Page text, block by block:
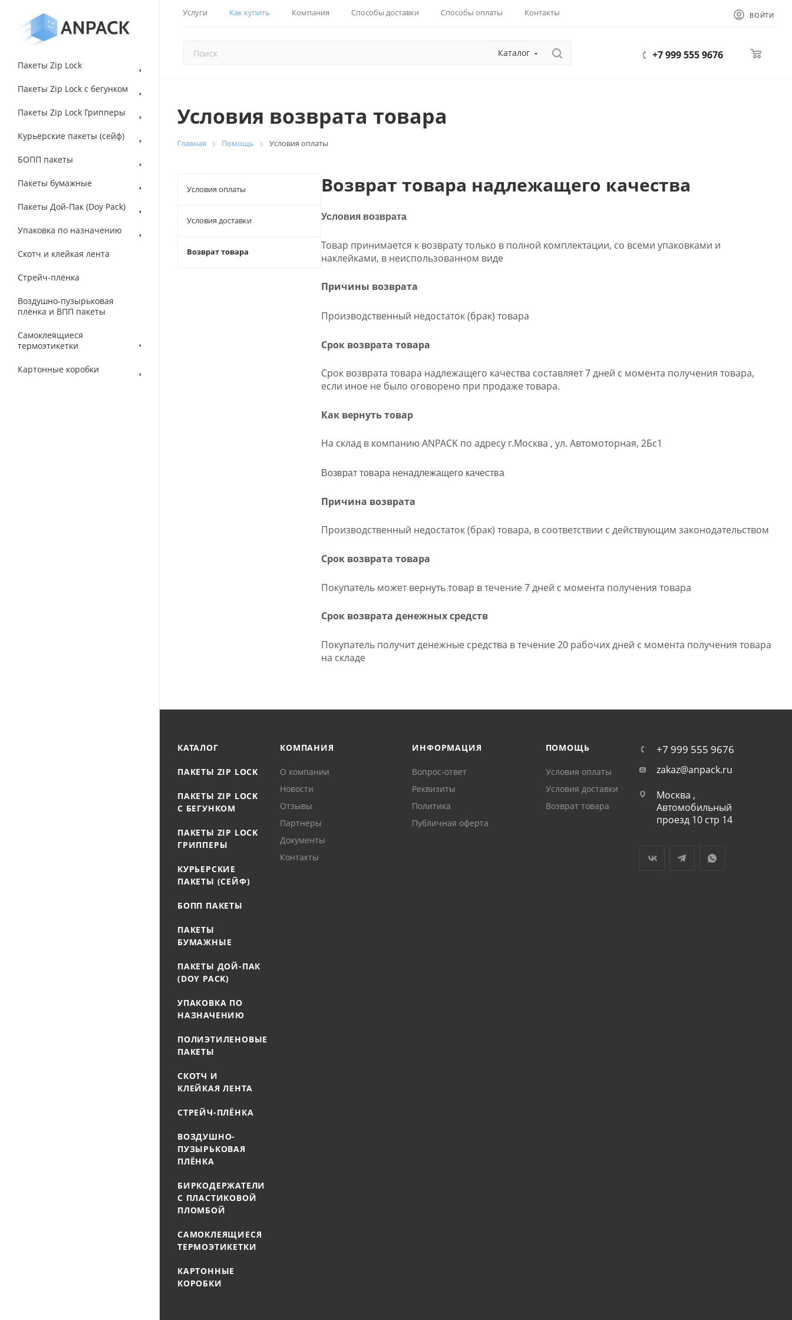
Услуги Как купить Компания Способы доставки Способы оплаты Контакты ВОЙТИ
Каталог +7 999 555 9676
Пакеты Zip Lock
Пакеты Zip Lock с бегунком
Пакеты Zip Lock Грипперы
Курьерские пакеты (сейф)
БОПП пакеты
Пакеты бумажные
Пакеты Дой-Пак (Doy Pack)
Упаковка по назначению
Скотч и клейкая лента
Стрейч-плёнка
Воздушно-пузырьковая
плёнка и ВПП пакеты
Самоклеящиеся
термоэтикетки
Картонные коробки
Условия возврата товара
Главная Помощь Условия оплаты
Возврат товара надлежащего качества
Условия возврата
Товар принимается к возврату только в полной комплектации, со всеми упаковками и
наклейками, в неиспользованном виде
Причины возврата
Производственный недостаток (брак) товара
Срок возврата товара
Срок возврата товара надлежащего качества составляет 7 дней с момента получения товара,
если иное не было оговорено при продаже товара.
Как вернуть товар
На склад в компанию ANPACK по адресу г.Москва , ул. Автомоторная, 2Бс1
Возврат товара ненадлежащего качества
Причина возврата
Производственный недостаток (брак) товара, в соответствии с действующим законодательством
Срок возврата товара
Покупатель может вернуть товар в течение 7 дней с момента получения товара
Срок возврата денежных средств
Покупатель получит денежные средства в течение 20 рабочих дней с момента получения товара
на складе
Условия оплаты
Условия доставки
Возврат товара
КАТАЛОГ
ПАКЕТЫ ZIP LOCK
ПАКЕТЫ ZIP LOCK
С БЕГУНКОМ
ПАКЕТЫ ZIP LOCK
ГРИППЕРЫ
КУРЬЕРСКИЕ
ПАКЕТЫ (СЕЙФ)
БОПП ПАКЕТЫ
ПАКЕТЫ
БУМАЖНЫЕ
ПАКЕТЫ ДОЙ-ПАК
(DOY PACK)
УПАКОВКА ПО
НАЗНАЧЕНИЮ
ПОЛИЭТИЛЕНОВЫЕ
ПАКЕТЫ
СКОТЧ И
КЛЕЙКАЯ ЛЕНТА
СТРЕЙЧ-ПЛЁНКА
ВОЗДУШНО-
ПУЗЫРЬКОВАЯ
ПЛЁНКА
БИРКОДЕРЖАТЕЛИ
С ПЛАСТИКОВОЙ
ПЛОМБОЙ
САМОКЛЕЯЩИЕСЯ
ТЕРМОЭТИКЕТКИ
КАРТОННЫЕ
КОРОБКИ
КОМПАНИЯ
О компании
Новости
Отзывы
Партнеры
Документы
Контакты
ИНФОРМАЦИЯ
Вопрос-ответ
Реквизиты
Политика
Публичная оферта
ПОМОЩЬ
Условия оплаты
Условия доставки
Возврат товара
+7 999 555 9676
zakaz@anpack.ru
Москва ,
Автомобильный
проезд 10 стр 14